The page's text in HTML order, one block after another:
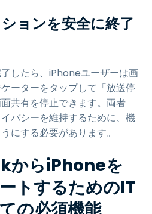
ョンを安全に終了
したら、iPhoneユーザーは画
ーターをタップして「放送停
共有を停止できます。両者
バシーを維持するために、機
にする必要があります。
らiPhoneを
トするためのIT